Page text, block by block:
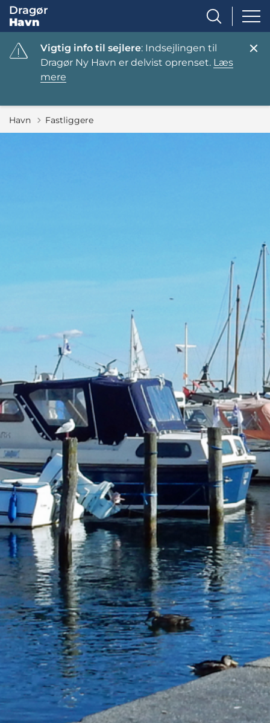
Dragør
Havn
Vigtig info til sejlere: Indsejlingen til
Dragør Ny Havn er delvist oprenset. Læs
mere
Havn Fastliggere